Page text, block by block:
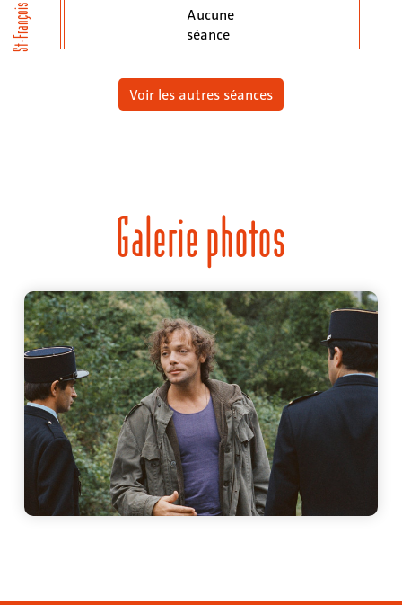
St-François
Aucune
séance
Voir les autres séances
Galerie photos